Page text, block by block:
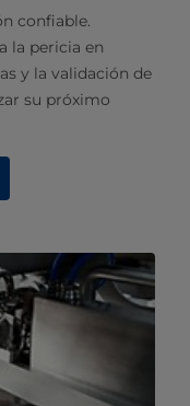
confiable.
la pericia en
y la validación de
su próximo